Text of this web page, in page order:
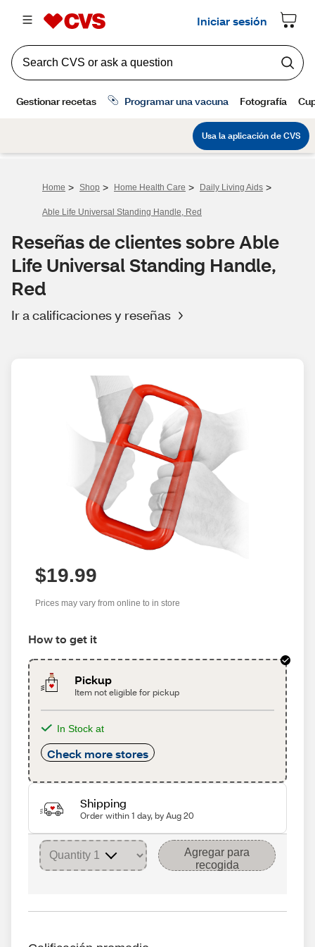
Home > Shop > Home Health Care > Daily Living Aids >
Able Life Universal Standing Handle, Red
Reseñas de clientes sobre Able
Life Universal Standing Handle,
Red
Ir a calificaciones y reseñas
$19.99
Prices may vary from online to in store
How to get it
Pickup
Item not eligible for pickup
In Stock at
Check more stores
Shipping
Order within 1 day, by Aug 20
Agregar para
recogida